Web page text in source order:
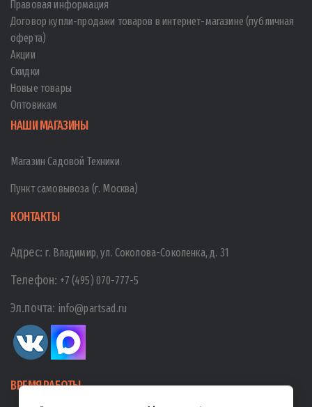
Правовая информация
Договор купли-продажи товаров в интернет-магазине (публичная
оферта)
Акции
Скидки
Новые товары
Оптовикам
НАШИ МАГАЗИНЫ
Магазин Садовой Техники
Пункт самовывоза (г. Москва)
КОНТАКТЫ
Адрес:г. Владимир, ул. Соколова-Соколенка, д. 31
Телефон: +7 (495) 070-777-5
Эл.почта: info@partsad.ru
ВРЕМЯ РАБОТЫ